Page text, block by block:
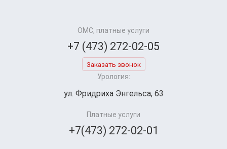
ОМС, платные услуги
+7 (473) 272-02-05
Заказать звонок
Урология:
ул. Фридриха Энгельса, 63
Платные услуги
+7(473) 272-02-01